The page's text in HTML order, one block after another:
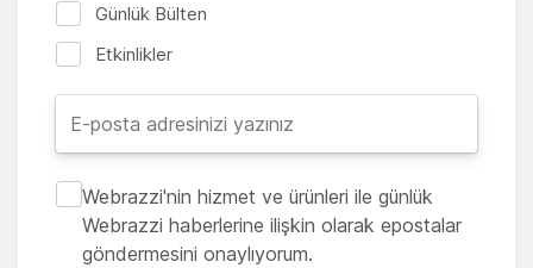
Günlük Bülten
Etkinlikler
Webrazzi'nin hizmet ve ürünleri ile günlük
Webrazzi haberlerine ilişkin olarak epostalar
göndermesini onaylıyorum.